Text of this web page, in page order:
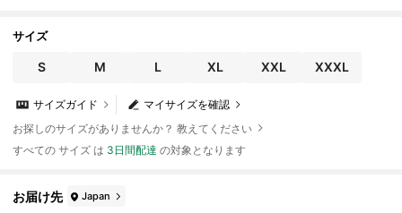
サイズ
S M L XL XXL XXXL
マイサイズを確認
サイズガイド
お探しのサイズがありませんか？ 教えてください
すべての サイズ は 3日間配達 の対象となります
お届け先 Japan